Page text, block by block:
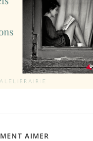
AIMER